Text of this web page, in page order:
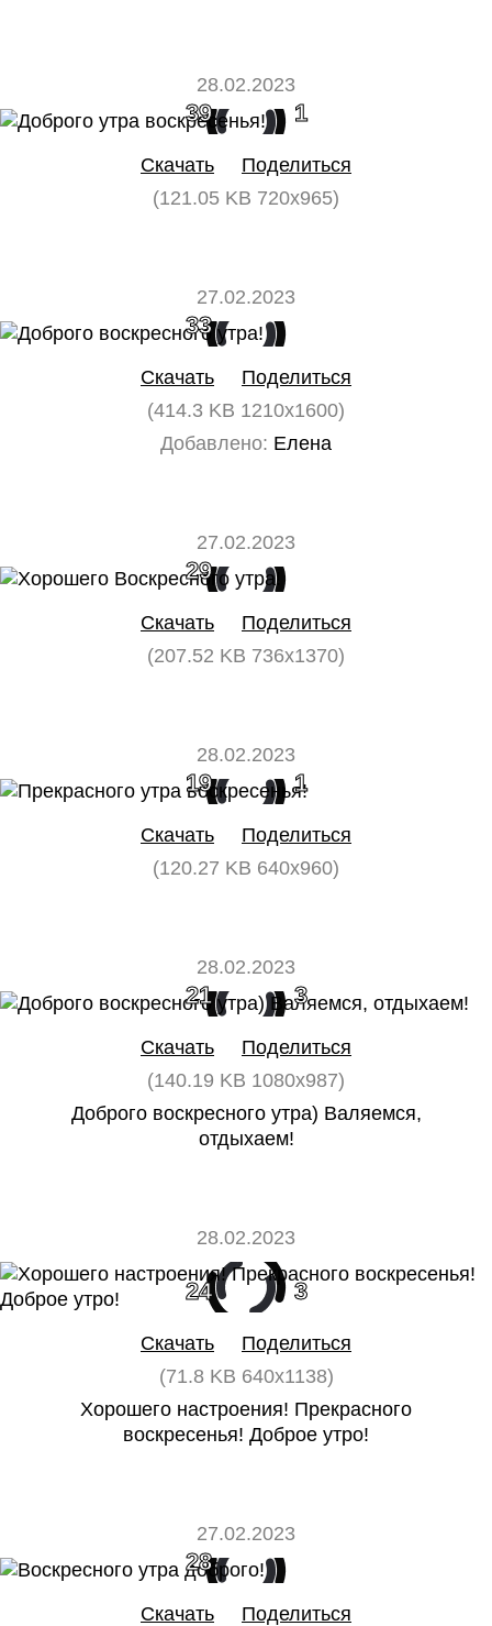
28.02.2023
39 1
Скачать
Поделиться
(121.05 KB 720x965)
27.02.2023
33
Скачать
Поделиться
(414.3 KB 1210x1600)
Добавлено: Елена
27.02.2023
29
Скачать
Поделиться
(207.52 KB 736x1370)
28.02.2023
19 1
Скачать
Поделиться
(120.27 KB 640x960)
28.02.2023
21 3
Скачать
Поделиться
(140.19 KB 1080x987)
Доброго воскресного утра) Валяемся,
отдыхаем!
28.02.2023
24 3
Скачать
Поделиться
(71.8 KB 640x1138)
Хорошего настроения! Прекрасного
воскресенья! Доброе утро!
27.02.2023
28
Скачать
Поделиться